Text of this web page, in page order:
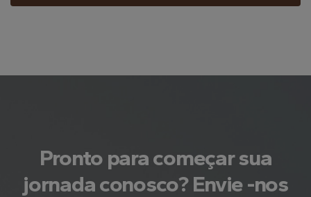
Pronto para começar sua
jornada conosco? Envie -nos